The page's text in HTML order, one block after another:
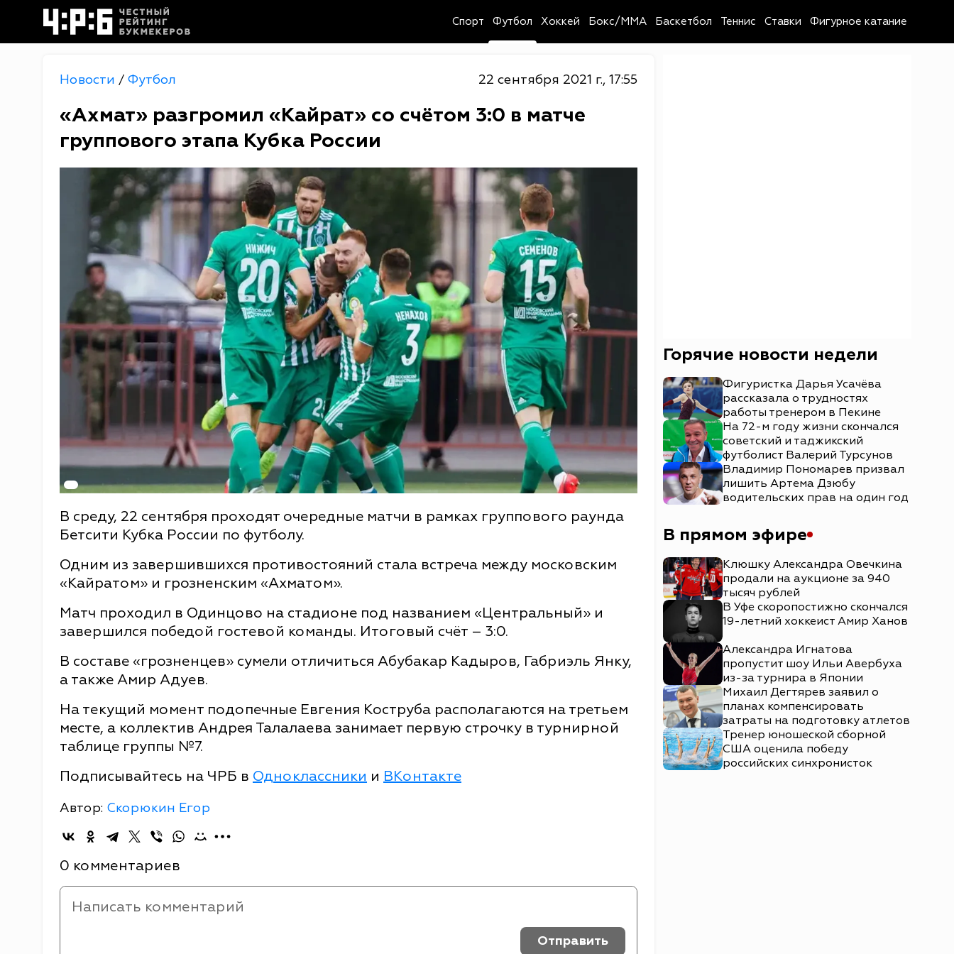
Спорт Футбол Хоккей Бокс/MMA Баскетбол Теннис Ставки Фигурное катание
Новости / Футбол 22 сентября 2021 г., 17:55
«Ахмат» разгромил «Кайрат» со счётом 3:0 в матче
группового этапа Кубка России
В среду, 22 сентября проходят очередные матчи в рамках группового раунда
Бетсити Кубка России по футболу.
Одним из завершившихся противостояний стала встреча между московским
«Кайратом» и грозненским «Ахматом».
Матч проходил в Одинцово на стадионе под названием «Центральный» и
завершился победой гостевой команды. Итоговый счёт – 3:0.
В составе «грозненцев» сумели отличиться Абубакар Кадыров, Габриэль Янку,
а также Амир Адуев.
На текущий момент подопечные Евгения Коструба располагаются на третьем
месте, а коллектив Андрея Талалаева занимает первую строчку в турнирной
таблице группы №7.
Подписывайтесь на ЧРБ в Одноклассники и ВКонтакте
Автор: Скорюкин Егор
0 комментариев
Отправить
Горячие новости недели
Фигуристка Дарья Усачёва
рассказала о трудностях
работы тренером в Пекине
На 72-м году жизни скончался
советский и таджикский
футболист Валерий Турсунов
Владимир Пономарев призвал
лишить Артема Дзюбу
водительских прав на один год
В прямом эфире
Клюшку Александра Овечкина
продали на аукционе за 940
тысяч рублей
В Уфе скоропостижно скончался
19-летний хоккеист Амир Ханов
Александра Игнатова
пропустит шоу Ильи Авербуха
из-за турнира в Японии
Михаил Дегтярев заявил о
планах компенсировать
затраты на подготовку атлетов
Тренер юношеской сборной
США оценила победу
российских синхронисток